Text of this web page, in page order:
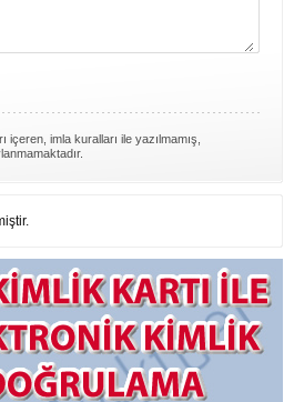
imla kuralları ile yazılmamış,